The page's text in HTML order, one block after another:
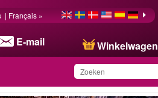
E-mail Winkelwagen
| Français »